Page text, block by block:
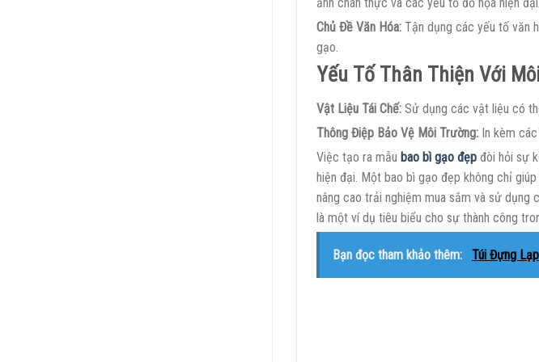
Chủ Đề Văn Hóa: Tận dụng các yếu tố văn
gạo.
Yếu Tố Thân Thiện Với
Vật Liệu Tái Chế: Sử dụng các vật liệu có
Thông Điệp Bảo Vệ Môi Trường: In kèm
Việc tạo ra mẫu bao bì gạo đẹp đòi hỏi sự
hiện đại. Một bao bì gạo đẹp không chỉ
nâng cao trải nghiệm mua sắm và sử dụng
là một ví dụ tiêu biểu cho sự thành công
Bạn đọc tham khảo thêm: Túi Đựng